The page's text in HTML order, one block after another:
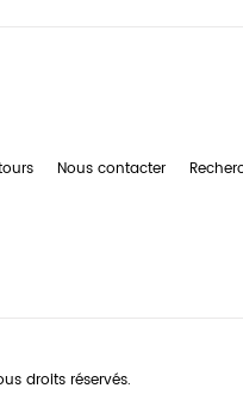
Nous contacter
droits réservés.